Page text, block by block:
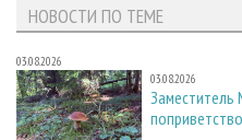
НОВОСТИ ПО ТЕМЕ
03.08.2026
03.08.2026
Заместитель